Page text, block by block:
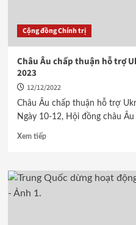
Cộng đồng Chính trị
Châu Âu chấp thuận hỗ trợ
2023
12/12/2022
Châu Âu chấp thuận hỗ trợ
Ngày 10-12, Hội đồng châu Âu
Xem tiếp